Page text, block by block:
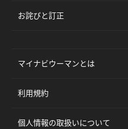
お詫びと訂正
マイナビウーマンとは
利用規約
個人情報の取扱いについて